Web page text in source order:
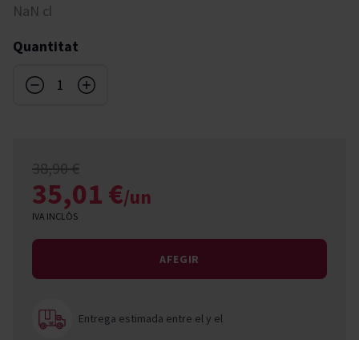
NaN cl
Quantitat
38,90 €
35,01 €/un
IVA INCLÒS
AFEGIR
Entrega estimada entre ely el